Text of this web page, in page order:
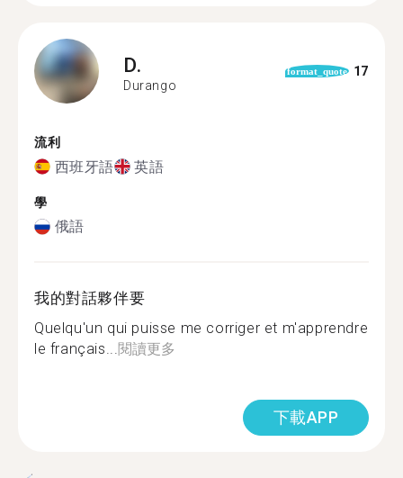
D.
Durango
format_quote 17
流利
西班牙語 英語
學
俄語
我的對話夥伴要
Quelqu'un qui puisse me corriger et m'apprendre
le français...閱讀更多
下載APP